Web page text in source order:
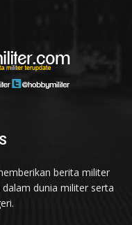
berita militer
dunia militer serta